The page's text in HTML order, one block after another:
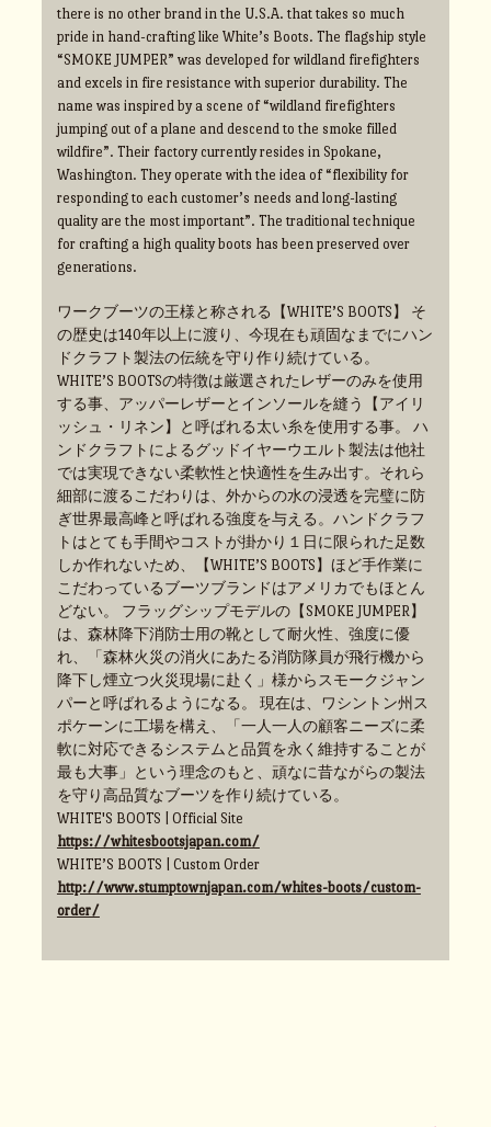
there is no other brand in the U.S.A. that takes so much
pride in hand-crafting like White’s Boots. The flagship style
“SMOKE JUMPER” was developed for wildland firefighters
and excels in fire resistance with superior durability. The
name was inspired by a scene of “wildland firefighters
jumping out of a plane and descend to the smoke filled
wildfire”. Their factory currently resides in Spokane,
Washington. They operate with the idea of “flexibility for
responding to each customer’s needs and long-lasting
quality are the most important”. The traditional technique
for crafting a high quality boots has been preserved over
generations.
ワークブーツの王様と称される【WHITE’S BOOTS】 そ
の歴史は140年以上に渡り、今現在も頑固なまでにハン
ドクラフト製法の伝統を守り作り続けている。
WHITE’S BOOTSの特徴は厳選されたレザーのみを使用
する事、アッパーレザーとインソールを縫う【アイリ
ッシュ・リネン】と呼ばれる太い糸を使用する事。 ハ
ンドクラフトによるグッドイヤーウエルト製法は他社
では実現できない柔軟性と快適性を生み出す。それら
細部に渡るこだわりは、外からの水の浸透を完璧に防
ぎ世界最高峰と呼ばれる強度を与える。ハンドクラフ
トはとても手間やコストが掛かり１日に限られた足数
しか作れないため、【WHITE’S BOOTS】ほど手作業に
こだわっているブーツブランドはアメリカでもほとん
どない。 フラッグシップモデルの【SMOKE JUMPER】
は、森林降下消防士用の靴として耐火性、強度に優
れ、「森林火災の消火にあたる消防隊員が飛行機から
降下し煙立つ火災現場に赴く」様からスモークジャン
パーと呼ばれるようになる。 現在は、ワシントン州ス
ポケーンに工場を構え、「一人一人の顧客ニーズに柔
軟に対応できるシステムと品質を永く維持することが
最も大事」という理念のもと、頑なに昔ながらの製法
を守り高品質なブーツを作り続けている。
WHITE'S BOOTS | Official Site
https://whitesbootsjapan.com/
WHITE’S BOOTS | Custom Order
http://www.stumptownjapan.com/whites-boots/custom-
order/